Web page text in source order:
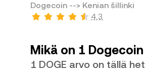
Dogecoin --> Kenian šillinki
4,3
Mikä on 1
1 DOGE arvo on tällä